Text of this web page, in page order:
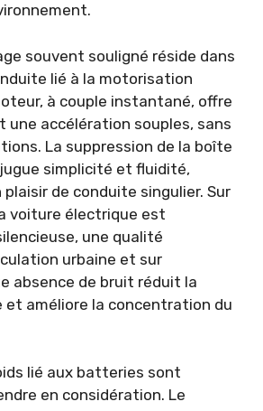
souvent souligné réside dans
lié à la motorisation
à couple instantané, offre
une accélération souples, sans
La suppression de la boîte
simplicité et fluidité,
de conduite singulier. Sur
voiture électrique est
une qualité
urbaine et sur
absence de bruit réduit la
et améliore la concentration du
lié aux batteries sont
en considération. Le